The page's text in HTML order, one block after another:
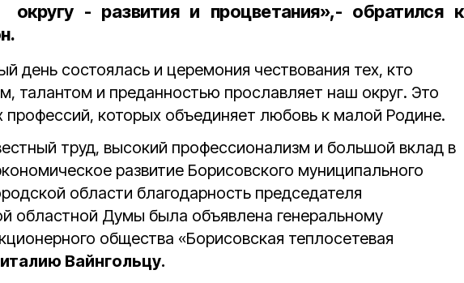
- развития и процветания»,- обратился к
день состоялась и церемония чествования тех, кто
талантом и преданностью прославляет наш округ. Это
которых объединяет любовь к малой Родине.
труд, высокий профессионализм и большой вклад в
развитие Борисовского муниципального
области благодарность председателя
областной Думы была объявлена генеральному
общества «Борисовская теплосетевая
Вайнгольцу.